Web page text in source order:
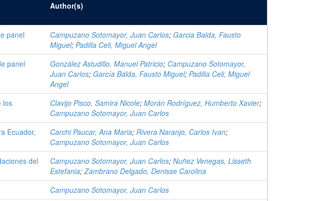
Author(s)
panel Campuzano Sotomayor, Juan Carlos; Garcia Balda, Fausto
Miguel; Padilla Celi, Miguel Angel
panel González Astudillo, Manuel Patricio; Campuzano Sotomayor,
Juan Carlos; García Balda, Fausto Miguel; Padilla Celi, Miguel
Angel
los
Clavijo Pisco, Samira Nicole; Morán Rodríguez, Humberto Xavier;
Campuzano Sotomayor, Juan Carlos
Ecuador,
Carchi Paucar, Ana Maria; Rivera Naranjo, Carlos Ivan;
Campuzano Sotomayor, Juan Carlos
del
Campuzano Sotomayor, Juan Carlos; Nuñez Venegas, Lisseth
Estefania;Zambrano Delgado, Denisse Carolina
Campuzano Sotomayor, Juan Carlos